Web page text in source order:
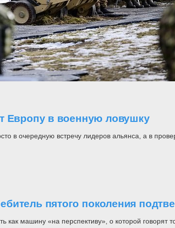
Европу в военную ловушку
очередную встречу лидеров альянса, а в
пятого поколения
как машину «на перспективу», о которой